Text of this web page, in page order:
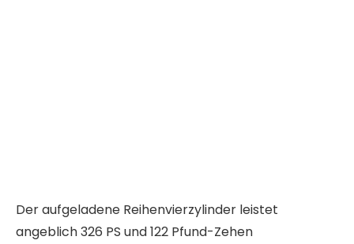
Der aufgeladene Reihenvierzylinder leistet
angeblich 326 PS und 122 Pfund-Zehen